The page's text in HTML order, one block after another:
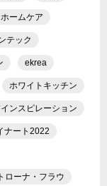
ホームケア
テック
ekrea
ホワイトキッチン
ンスピレーション
ナート2022
ローナ・フラウ